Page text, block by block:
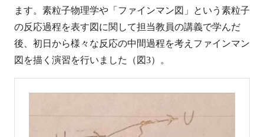
ます。素粒子物理学や「ファインマン図」という素粒子
の反応過程を表す図に関して担当教員の講義で学んだ
後、初日から様々な反応の中間過程を考えファインマン
図を描く演習を行いました（図3）。